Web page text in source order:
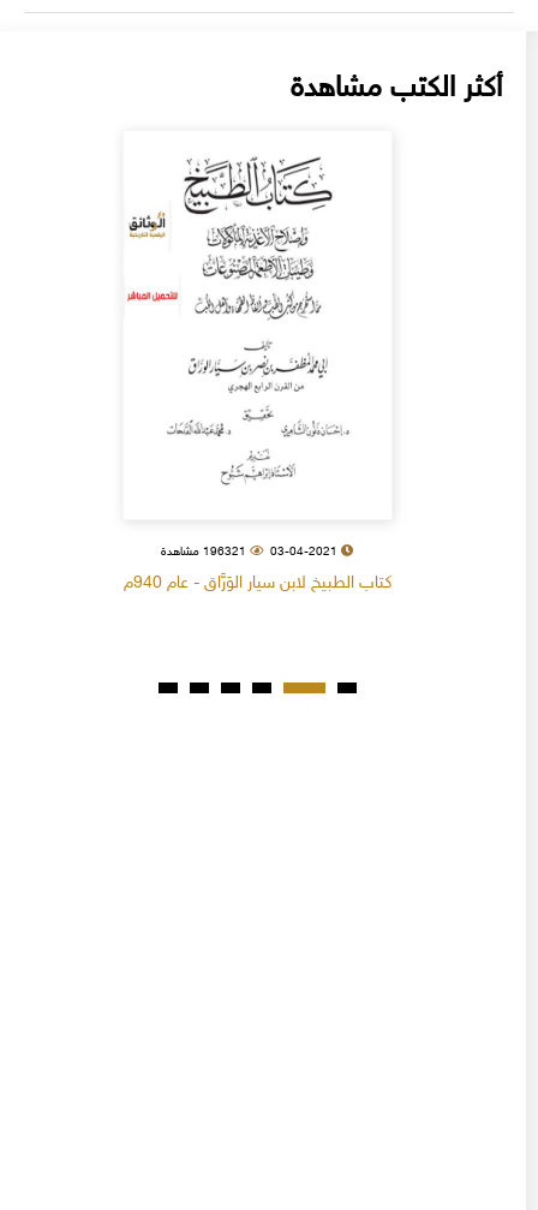
أكثر الكتب مشاهدة
03-04-2021 196321 مشاهدة
كتاب الطبيخ لابن سيار الوَرَّاق - عام 940م